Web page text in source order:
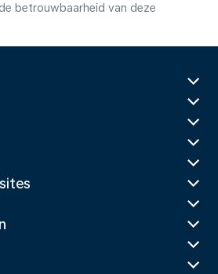
betrouwbaarheid van deze